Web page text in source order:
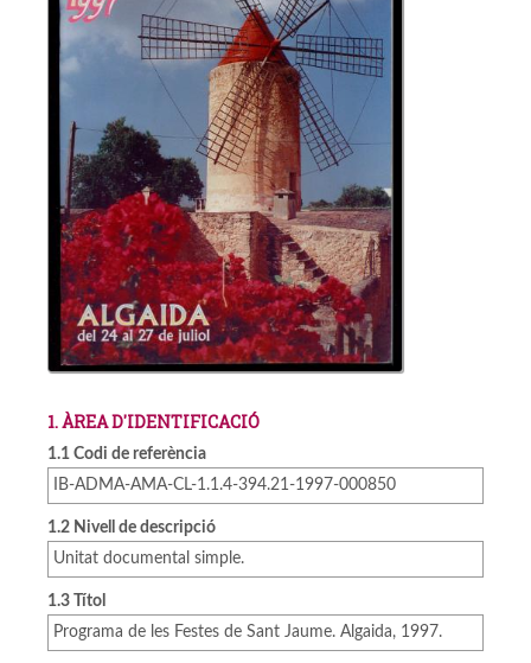
1. ÀREA D'IDENTIFICACIÓ
1.1 Codi de referència
IB-ADMA-AMA-CL-1.1.4-394.21-1997-000850
1.2 Nivell de descripció
Unitat documental simple.
1.3 Títol
Programa de les Festes de Sant Jaume. Algaida, 1997.